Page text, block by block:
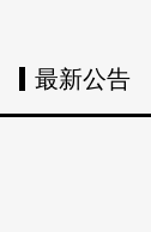
最新公告